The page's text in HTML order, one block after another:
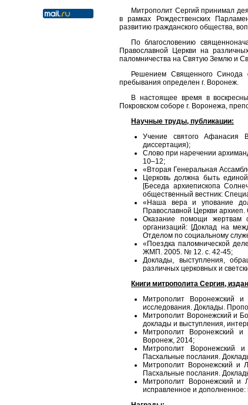
Митрополит Сергий принимал
в рамках Рождественских
развитию гражданского общества,
По благословению
Православной Церкви на
паломничества на Святую Землю и
Решением Священного
пребывания определен г. Воронеж.
В настоящее время в
Покровском соборе г. Воронежа,
Научные труды, публикации:
Учение святого Афанасия
диссертация);
Слово при наречении
10–12;
«Вторая Генеральная
Церковь должна быть
[Беседа архиепископа
общественный вестник:
«Наша вера и упование
Православной Церкви
Оказание помощи жертвам
организаций: [Доклад на
Отделом по социальному
«Поездка паломнической
ЖМП. 2005. № 12. с. 42-45;
Доклады, выступления,
различных церковных и
Книги митрополита Сергия,
Митрополит Воронежский
исследования. Доклады.
Митрополит Воронежский и
доклады и выступления,
Митрополит Воронежский и
Воронеж, 2014;
Митрополит Воронежский
Пасхальные послания.
Митрополит Воронежский и
Пасхальные послания.
Митрополит Воронежский и
исправленное и